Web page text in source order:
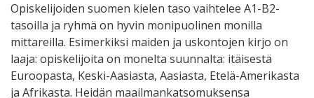
Opiskelijoiden suomen kielen taso vaihtelee A1-B2-
tasoilla ja ryhmä on hyvin monipuolinen monilla
mittareilla. Esimerkiksi maiden ja uskontojen kirjo on
laaja: opiskelijoita on monelta suunnalta: itäisestä
Euroopasta, Keski-Aasiasta, Aasiasta, Etelä-Amerikasta
ja Afrikasta. Heidän maailmankatsomuksensa